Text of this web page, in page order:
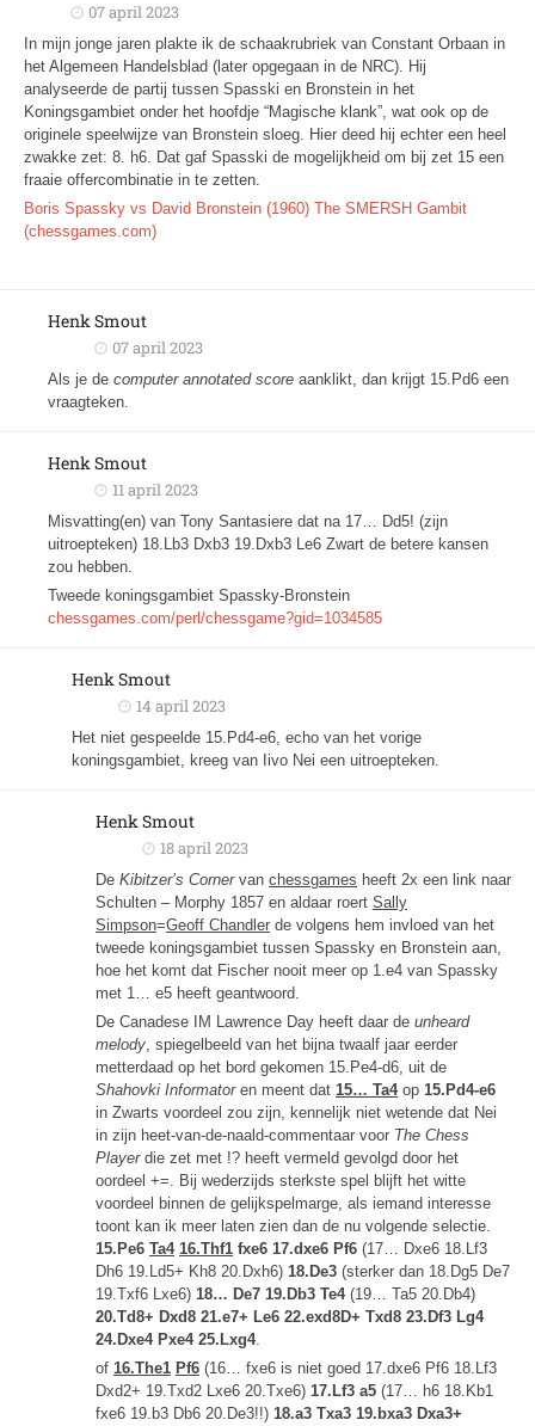
07 april 2023
In mijn jonge jaren plakte ik de schaakrubriek van Constant Orbaan in
het Algemeen Handelsblad (later opgegaan in de NRC). Hij
analyseerde de partij tussen Spasski en Bronstein in het
Koningsgambiet onder het hoofdje “Magische klank”, wat ook op de
originele speelwijze van Bronstein sloeg. Hier deed hij echter een heel
zwakke zet: 8. h6. Dat gaf Spasski de mogelijkheid om bij zet 15 een
fraaie offercombinatie in te zetten.
Boris Spassky vs David Bronstein (1960) The SMERSH Gambit
(chessgames.com)
Henk Smout
07 april 2023
Als je de computer annotated score aanklikt, dan krijgt 15.Pd6 een
vraagteken.
Henk Smout
11 april 2023
Misvatting(en) van Tony Santasiere dat na 17… Dd5! (zijn
uitroepteken) 18.Lb3 Dxb3 19.Dxb3 Le6 Zwart de betere kansen
zou hebben.
Tweede koningsgambiet Spassky-Bronstein
chessgames.com/perl/chessgame?gid=1034585
Henk Smout
14 april 2023
Het niet gespeelde 15.Pd4-e6, echo van het vorige
koningsgambiet, kreeg van Iivo Nei een uitroepteken.
Henk Smout
18 april 2023
De Kibitzer’s Cornervan chessgames heeft 2x een link naar
Schulten – Morphy 1857 en aldaar roert Sally
Simpson=Geoff Chandler de volgens hem invloed van het
tweede koningsgambiet tussen Spassky en Bronstein aan,
hoe het komt dat Fischer nooit meer op 1.e4 van Spassky
met 1… e5 heeft geantwoord.
De Canadese IM Lawrence Day heeft daar de unheard
melody, spiegelbeeld van het bijna twaalf jaar eerder
metterdaad op het bord gekomen 15.Pe4-d6, uit de
Shahovki Informatoren meent dat 15… Ta4op 15.Pd4-e6
in Zwarts voordeel zou zijn, kennelijk niet wetende dat Nei
in zijn heet-van-de-naald-commentaar voor The Chess
Playerdie zet met !? heeft vermeld gevolgd door het
oordeel +=. Bij wederzijds sterkste spel blijft het witte
voordeel binnen de gelijkspelmarge, als iemand interesse
toont kan ik meer laten zien dan de nu volgende selectie.
15.Pe6 Ta4 16.Thf1 fxe6 17.dxe6 Pf6 (17… Dxe6 18.Lf3
Dh6 19.Ld5+ Kh8 20.Dxh6) 18.De3 (sterker dan 18.Dg5 De7
19.Txf6 Lxe6) 18… De7 19.Db3 Te4(19… Ta5 20.Db4)
20.Td8+ Dxd8 21.e7+ Le6 22.exd8D+ Txd8 23.Df3 Lg4
24.Dxe4 Pxe4 25.Lxg4.
of 16.The1 Pf6 (16… fxe6 is niet goed 17.dxe6 Pf6 18.Lf3
Dxd2+ 19.Txd2 Lxe6 20.Txe6) 17.Lf3 a5 (17… h6 18.Kb1
fxe6 19.b3 Db6 20.De3!!) 18.a3 Txa3 19.bxa3 Dxa3+